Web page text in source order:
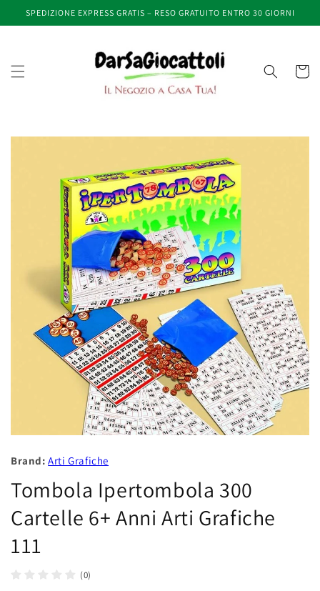
direttamente
ai contenuti
SPEDIZIONE EXPRESS GRATIS – RESO GRATUITO ENTRO 30 GIORNI
Carrello
Brand: Arti Grafiche
Tombola Ipertombola 300
Cartelle 6+ Anni Arti Grafiche
111
(0)